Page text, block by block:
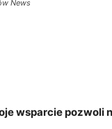
News
wsparcie pozwoli